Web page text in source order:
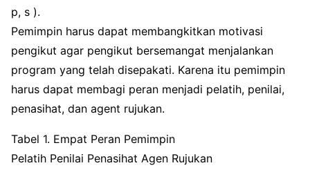
p, s ).
Pemimpin harus dapat membangkitkan motivasi
pengikut agar pengikut bersemangat menjalankan
program yang telah disepakati. Karena itu pemimpin
harus dapat membagi peran menjadi pelatih, penilai,
penasihat, dan agent rujukan.
Tabel 1. Empat Peran Pemimpin
Pelatih Penilai Penasihat Agen Rujukan